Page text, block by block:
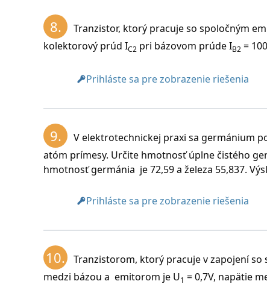
8. Tranzistor, ktorý pracuje so spoločným
kolektorový prúd IC2 pri bázovom prúde IB2 =
Prihláste sa pre zobrazenie riešenia
9. V elektrotechnickej praxi sa germánium
atóm prímesy. Určite hmotnosť úplne čistého
hmotnosť germánia je 72,59 a železa 55,837.
Prihláste sa pre zobrazenie riešenia
10. Tranzistorom, ktorý pracuje v zapojení
medzi bázou a emitorom je U1 = 0,7V, napätie